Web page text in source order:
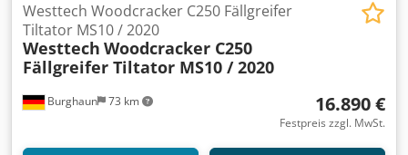
Burghaun 73 km
Westtech Woodcracker C250 Fällgreifer
Tiltator MS10 / 2020
Westtech Woodcracker C250
Fällgreifer Tiltator MS10 / 2020
16.890 €
Festpreis zzgl. MwSt.